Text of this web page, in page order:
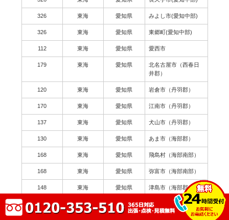
326 東海 愛知県 みよし市(愛知中部)
326 東海 愛知県 東郷町(愛知中部)
112 東海 愛知県 愛西市
179 東海 愛知県
北名古屋市（西春日
井郡）
120 東海 愛知県 岩倉市（丹羽郡）
170 東海 愛知県 江南市（丹羽郡）
137 東海 愛知県 犬山市（丹羽郡）
130 東海 愛知県 あま市（海部郡）
168 東海 愛知県 飛島村（海部南部）
168 東海 愛知県 弥富市（海部南部）
148 東海 愛知県 津島市（海部郡）
209 東海 愛知県 常滑市（知多郡）